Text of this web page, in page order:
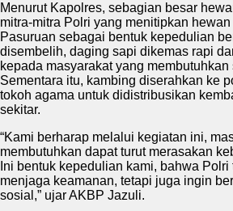
Menurut Kapolres, sebagian besar
mitra-mitra Polri yang menitipkan
Pasuruan sebagai bentuk kepedulian
disembelih, daging sapi dikemas rapi
kepada masyarakat yang
Sementara itu, kambing diserahkan ke
tokoh agama untuk didistribusikan
sekitar.
“Kami berharap melalui kegiatan ini,
membutuhkan dapat turut merasakan
Ini bentuk kepedulian kami, bahwa
menjaga keamanan, tetapi juga ingin
sosial,” ujar AKBP Jazuli.